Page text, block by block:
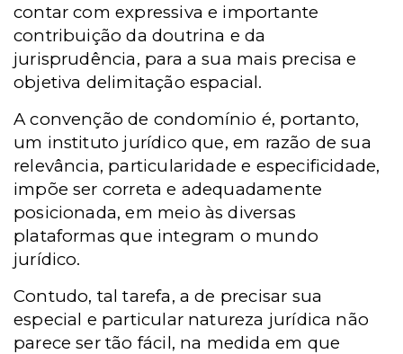
contar com expressiva e importante
contribuição da doutrina e da
jurisprudência, para a sua mais precisa e
objetiva delimitação espacial.
A convenção de condomínio é, portanto,
um instituto jurídico que, em razão de sua
relevância, particularidade e especificidade,
impõe ser correta e adequadamente
posicionada, em meio às diversas
plataformas que integram o mundo
jurídico.
Contudo, tal tarefa, a de precisar sua
especial e particular natureza jurídica não
parece ser tão fácil, na medida em que